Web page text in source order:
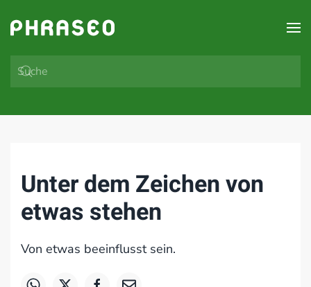
Zum Hauptinhalt springen
Unter dem Zeichen von
etwas stehen
Von etwas beeinflusst sein.